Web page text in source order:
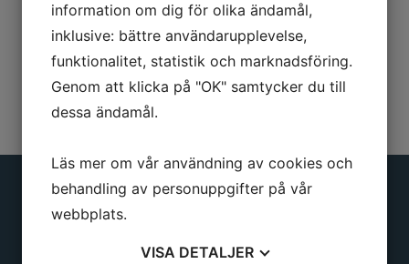
information om dig för olika ändamål,
inklusive: bättre användarupplevelse,
funktionalitet, statistik och marknadsföring.
Genom att klicka på "OK" samtycker du till
dessa ändamål.
Läs mer om vår användning av cookies och
behandling av personuppgifter på vår
webbplats.
VISA DETALJER